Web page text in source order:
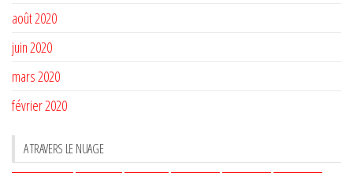
août 2020
juin 2020
mars 2020
février 2020
A TRAVERS LE NUAGE